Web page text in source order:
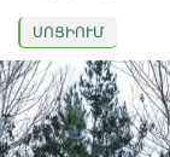
ՍՈՑԻՈՒՄ